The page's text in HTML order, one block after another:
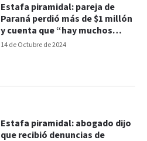
14 de Octubre de 2024
Estafa piramidal: pareja de
Paraná perdió más de $1 millón
y cuenta que “hay muchos
afectados”
Estafa piramidal: abogado dijo
que recibió denuncias de